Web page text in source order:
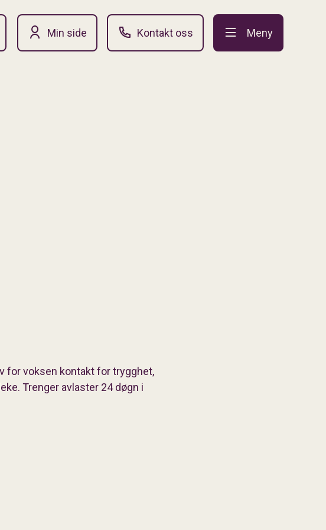
Min side Kontakt oss Meny
for voksen kontakt for trygghet,
Trenger avlaster 24 døgn i